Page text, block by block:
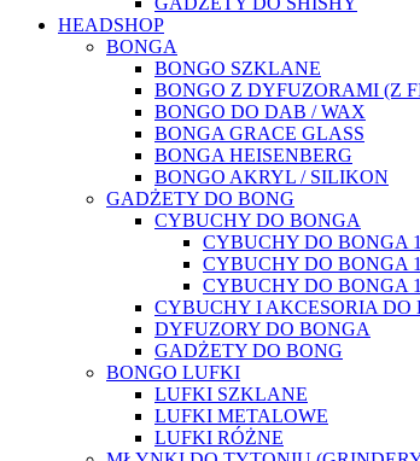
HEADSHOP
BONGA
BONGO SZKLANE
BONGO Z DYFUZORAMI (Z
BONGO DO DAB / WAX
BONGA GRACE GLASS
BONGA HEISENBERG
BONGO AKRYL / SILIKON
GADŻETY DO BONG
CYBUCHY DO BONGA
CYBUCHY DO BONGA
CYBUCHY DO BONGA
CYBUCHY DO BONGA
CYBUCHY I AKCESORIA DO
DYFUZORY DO BONGA
GADŻETY DO BONG
BONGO LUFKI
LUFKI SZKLANE
LUFKI METALOWE
LUFKI RÓŻNE